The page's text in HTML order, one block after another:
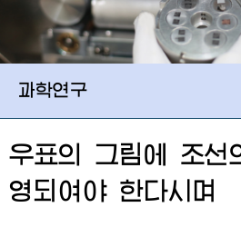
과학연구
우표의 그림에 조선
영되여야 한다시며